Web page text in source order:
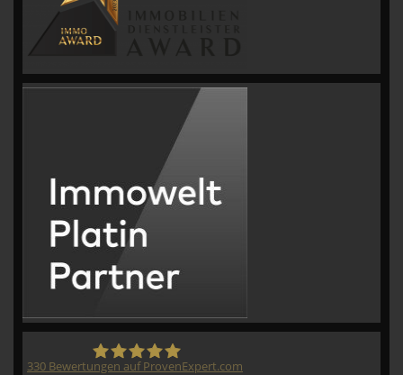
330 Bewertungen auf ProvenExpert.com